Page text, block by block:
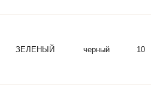
ЗЕЛЕНЫЙ черный 10